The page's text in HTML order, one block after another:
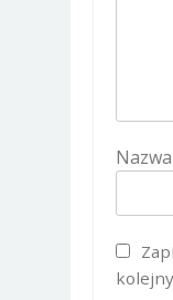
Nazwa